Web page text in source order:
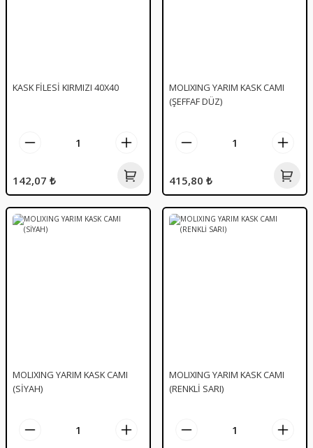
KASK FİLESİ KIRMIZI 40X40
142,07 ₺
MOLIXING YARIM KASK CAMI
(ŞEFFAF DÜZ)
415,80 ₺
MOLIXING YARIM KASK CAMI
(SİYAH)
MOLIXING YARIM KASK CAMI
(RENKLİ SARI)